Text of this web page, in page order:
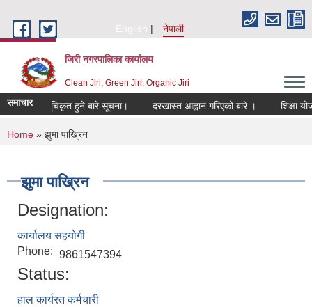
English
नेपाली
जिरी नगरपालिका कार्यालय
Clean Jiri, Green Jiri, Organic Jiri
समाचार
जोनमा सूचिकृत हुने बारे सूचना। दरखास्त आह्वान गरिएको बारे । शिक्षा योजना
You are here
Home » झुमा पाख्रिन
झुमा पाख्रिन
Designation:
कार्यालय सहयोगी
Phone: 9861547394
Status:
हाल कार्यरत कर्मचारी